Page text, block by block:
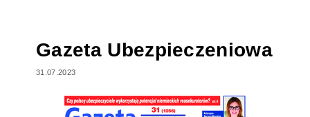
Gazeta Ubezpieczeniowa
31.07.2023